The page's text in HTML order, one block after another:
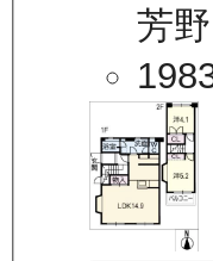
芳